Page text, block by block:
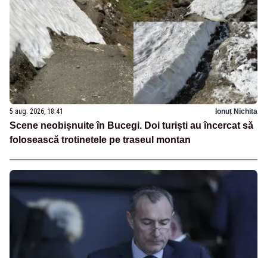
5 aug. 2026, 18:41 Ionuț Nichita
Scene neobișnuite în Bucegi. Doi turiști au încercat să
folosească trotinetele pe traseul montan